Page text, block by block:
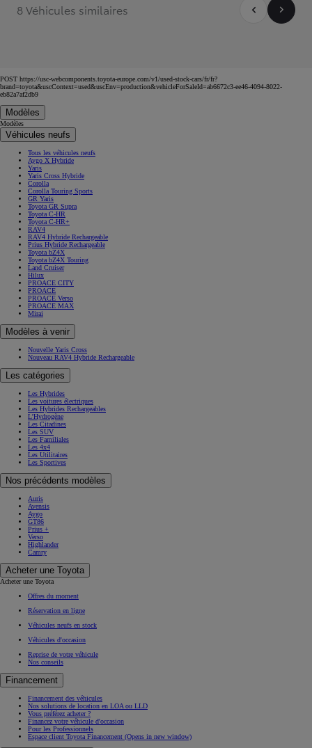
8 Véhicules similaires
POST https://usc-webcomponents.toyota-europe.com/v1/used-stock-cars/fr/fr?
brand=toyota&uscContext=used&uscEnv=production&vehicleForSaleId=ab6672c3-ee46-4094-8022-
eb82a7af2db9
Modèles
Modèles
Véhicules neufs
Tous les véhicules neufs
Aygo X Hybride
Yaris
Yaris Cross Hybride
Corolla
Corolla Touring Sports
GR Yaris
Toyota GR Supra
Toyota C-HR
Toyota C-HR+
RAV4
RAV4 Hybride Rechargeable
Prius Hybride Rechargeable
Toyota bZ4X
Toyota bZ4X Touring
Land Cruiser
Hilux
PROACE CITY
PROACE
PROACE Verso
PROACE MAX
Mirai
Modèles à venir
Nouvelle Yaris Cross
Nouveau RAV4 Hybride Rechargeable
Les catégories
Les Hybrides
Les voitures électriques
Les Hybrides Rechargeables
L'Hydrogène
Les Citadines
Les SUV
Les Familiales
Les 4x4
Les Utilitaires
Les Sportives
Nos précédents modèles
Auris
Avensis
Aygo
GT86
Prius +
Verso
Highlander
Camry
Acheter une Toyota
Acheter une Toyota
Offres du moment
Réservation en ligne
Véhicules neufs en stock
Véhicules d'occasion
Reprise de votre véhicule
Nos conseils
Financement
Financement des véhicules
Nos solutions de location en LOA ou LLD
Vous préférez acheter ?
Financez votre véhicule d'occasion
Pour les Professionnels
Espace client Toyota Financement (Opens in new window)